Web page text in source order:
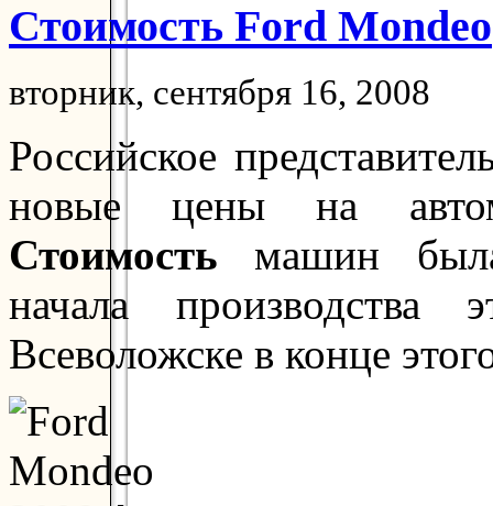
Стоимость Ford Mondeo
вторник, сентября 16, 2008
Российское
новые цены на
Стоимость машин
начала
Всеволожске в конце